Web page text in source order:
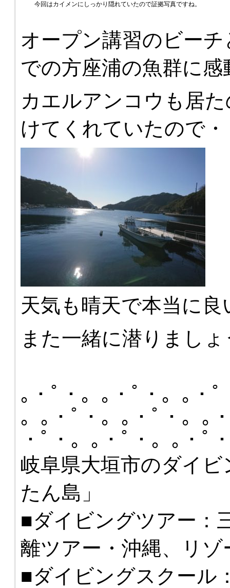
今回はカイメンにしっかり隠れていたので証拠写真ですね。
オープン講習のビー
での方座浦の魚群に
カエルアンコウも居
けてくれていたので
天気も晴天で本当に
また一緒に潜りまし
｡・ﾟ・。｡・ﾟ・。｡・
。｡・ﾟ・。｡・ﾟ・。｡
・ﾟ・。｡・ﾟ・。｡・ﾟ
岐阜県大垣市のダイ
たん島」
■ダイビングツアー：
離ツアー・沖縄、リ
■ダイビングスクール